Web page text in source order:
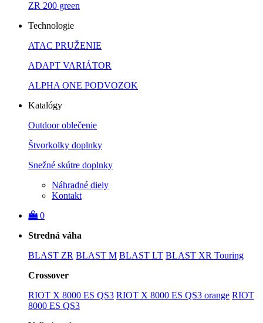
ZR 200 green
Technologie
ATAC PRUŽENIE
ADAPT VARIÁTOR
ALPHA ONE PODVOZOK
Katalógy
Outdoor oblečenie
Štvorkolky doplnky
Snežné skútre doplnky
Náhradné diely
Kontakt
0
Stredná váha
BLAST ZR BLAST M BLAST LT BLAST XR Touring
Crossover
RIOT X 8000 ES QS3 RIOT X 8000 ES QS3 orange RIOT
8000 ES QS3